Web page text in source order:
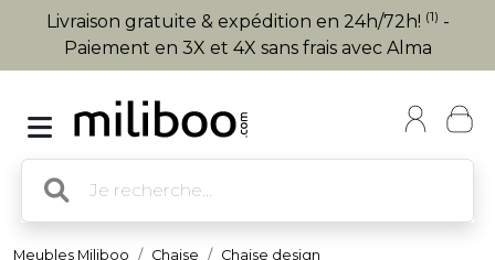
Livraison gratuite & expédition en 24h/72h! (1) -
Paiement en 3X et 4X sans frais avec Alma
Meubles Miliboo Chaise
Chaise design